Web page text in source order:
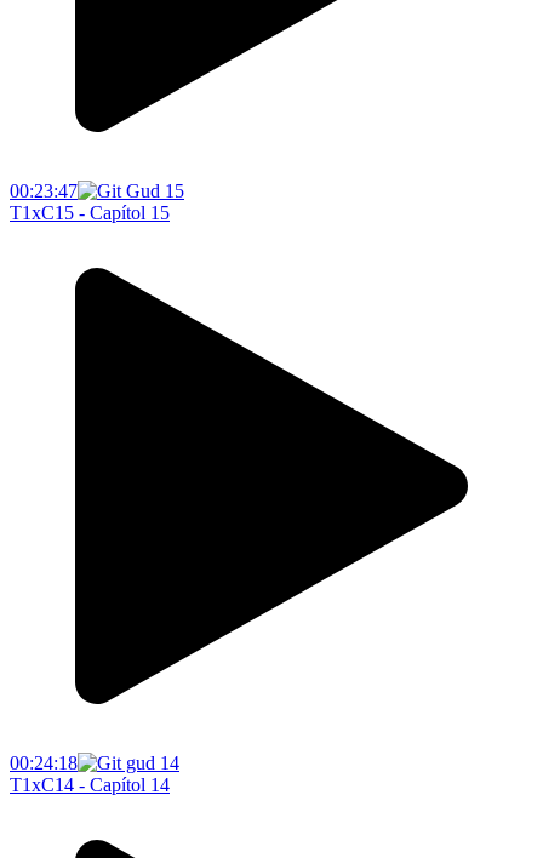
00:23:47
T1xC15 - Capítol 15
00:24:18
T1xC14 - Capítol 14